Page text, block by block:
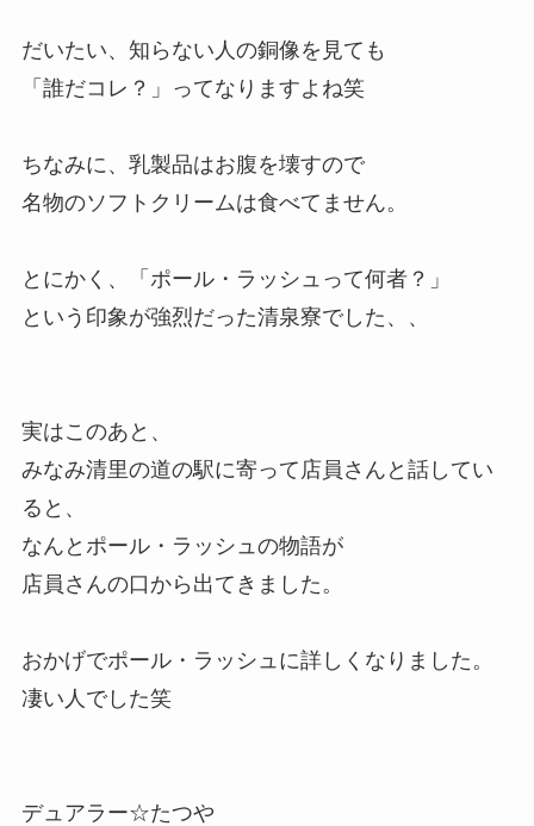
だいたい、知らない人の銅像を見ても
「誰だコレ？」ってなりますよね笑
ちなみに、乳製品はお腹を壊すので
名物のソフトクリームは食べてません。
とにかく、「ポール・ラッシュって何者？」
という印象が強烈だった清泉寮でした、、
実はこのあと、
みなみ清里の道の駅に寄って店員さんと話してい
ると、
なんとポール・ラッシュの物語が
店員さんの口から出てきました。
おかげでポール・ラッシュに詳しくなりました。
凄い人でした笑
デュアラー☆たつや